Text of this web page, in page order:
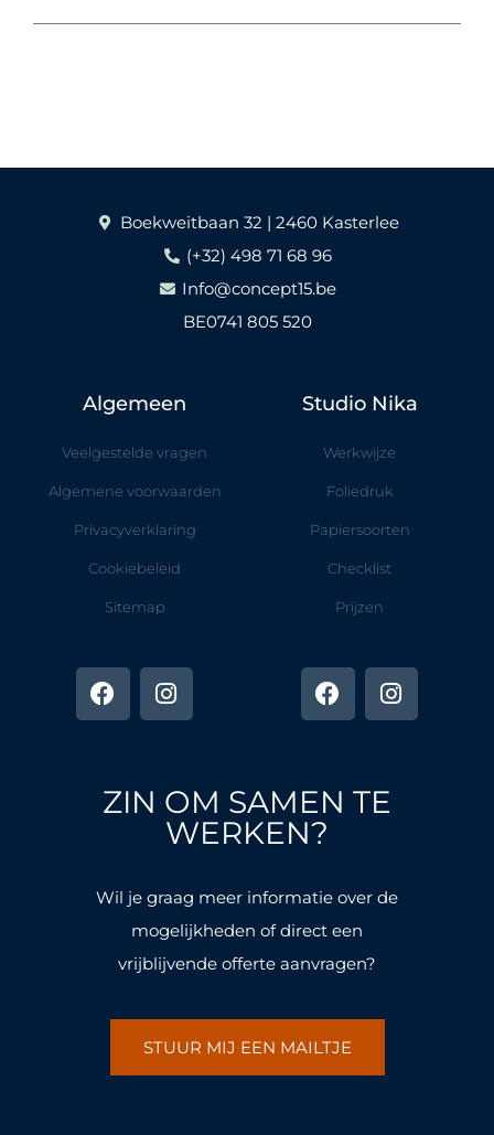
Boekweitbaan 32 | 2460 Kasterlee
(+32) 498 71 68 96
Info@concept15.be
BE0741 805 520
Algemeen
Veelgestelde vragen
Algemene voorwaarden
Privacyverklaring
Cookiebeleid
Sitemap
a
c
e
o
n
s
t
r
a
m
Studio Nika
Werkwijze
Foliedruk
Papiersoorten
Checklist
Prijzen
a
c
e
o
k
n
s
t
ZIN OM SAMEN TE
WERKEN?
Wil je graag meer informatie over de
mogelijkheden of direct een
vrijblijvende offerte aanvragen?
STUUR MIJ EEN MAILTJE